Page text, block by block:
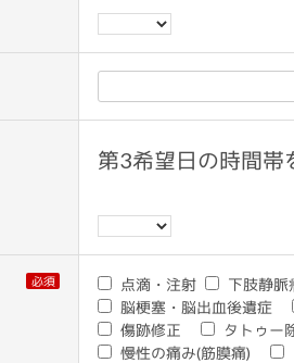
第3希望日の時間帯
必須 点滴・注射 下肢静脈
脳梗塞・脳出血後遺症
傷跡修正
タトゥー
慢性の痛み(筋膜痛)